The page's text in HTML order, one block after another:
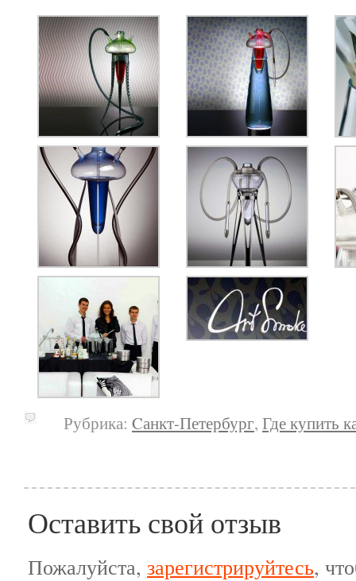
Рубрика: Cанкт-Петербург, Где купить
Оставить свой отзыв
Пожалуйста, зарегистрируйтесь,